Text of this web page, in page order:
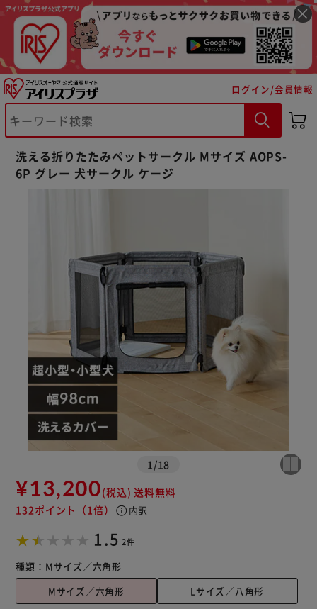
ログイン/会員情報
洗える折りたたみペットサークル Mサイズ AOPS-
6P グレー 犬サークル ケージ
1 /18
¥13,200(税込) 送料無料
132ポイント （1倍） info 内訳
1.5 2件
種類： Mサイズ／六角形
Mサイズ／六角形
Lサイズ／八角形
カートに入れる 購入手続きへ